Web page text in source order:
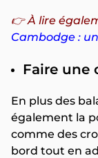
👉À lire
Cambodge :
Faire une
En plus des
également la
comme des
bord tout en